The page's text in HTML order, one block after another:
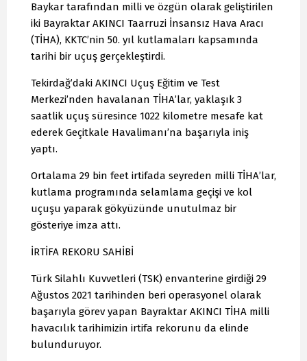
Baykar tarafından milli ve özgün olarak geliştirilen
iki Bayraktar AKINCI Taarruzi İnsansız Hava Aracı
(TİHA), KKTC’nin 50. yıl kutlamaları kapsamında
tarihi bir uçuş gerçekleştirdi.
Tekirdağ’daki AKINCI Uçuş Eğitim ve Test
Merkezi’nden havalanan TİHA’lar, yaklaşık 3
saatlik uçuş süresince 1022 kilometre mesafe kat
ederek Geçitkale Havalimanı’na başarıyla iniş
yaptı.
Ortalama 29 bin feet irtifada seyreden milli TİHA’lar,
kutlama programında selamlama geçişi ve kol
uçuşu yaparak gökyüzünde unutulmaz bir
gösteriye imza attı.
İRTİFA REKORU SAHİBİ
Türk Silahlı Kuvvetleri (TSK) envanterine girdiği 29
Ağustos 2021 tarihinden beri operasyonel olarak
başarıyla görev yapan Bayraktar AKINCI TİHA milli
havacılık tarihimizin irtifa rekorunu da elinde
bulunduruyor.